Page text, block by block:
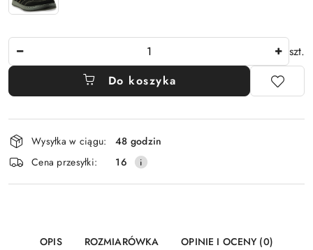
szt.
Do koszyka
Dostępność
i
dostawa
Wysyłka w ciągu:
48 godzin
Cena przesyłki:
16
OPIS ROZMIARÓWKA OPINIE I OCENY (0)